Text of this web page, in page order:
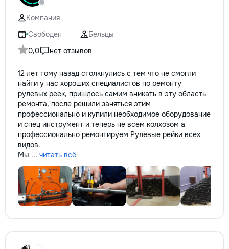
Компания
Свободен
Бельцы
0,0
нет отзывов
12 лет тому назад столкнулись с тем что не смогли
найти у нас хороших специалистов по ремонту
рулевых реек, пришлось самим вникать в эту область
ремонта, после решили заняться этим
профессионально и купили необходимое оборудование
и спец инструмент и теперь не всем колхозом а
профессионально ремонтируем Рулевые рейки всех
видов.
Мы ... читать всё